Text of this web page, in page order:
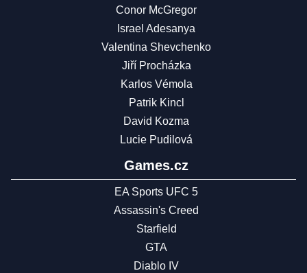
Conor McGregor
Israel Adesanya
Valentina Shevchenko
Jiří Procházka
Karlos Vémola
Patrik Kincl
David Kozma
Lucie Pudilová
Games.cz
EA Sports UFC 5
Assassin's Creed
Starfield
GTA
Diablo IV